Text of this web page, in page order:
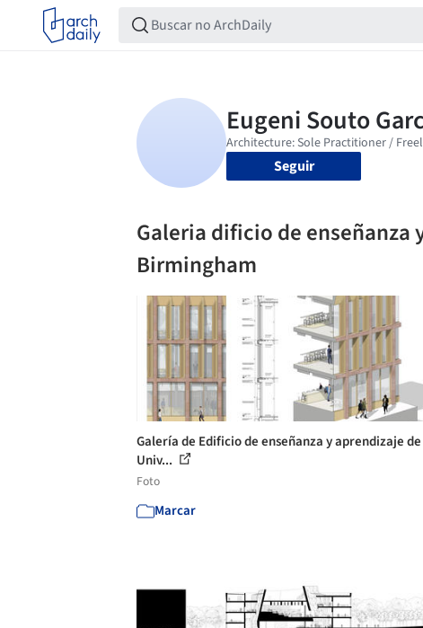
Seguir
Galeria dificio de enseñanza
Birmingham
Galería de Edificio de enseñanza y aprendizaje
Univ...
Foto
Marcar